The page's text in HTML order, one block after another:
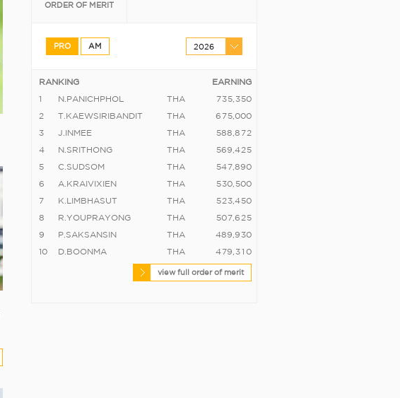
ORDER OF MERIT
PRO AM 2026
RANKING
EARNING
1
N.PANICHPHOL THA 735 350
2
T.KAEWSIRIBANDIT THA 675 000
3
J.INMEE THA 588 872
4
N.SRITHONG THA 569 425
5
C.SUDSOM THA 547 890
6
A.KRAIVIXIEN THA 530 500
7
K.LIMBHASUT THA 523 450
8
R.YOUPRAYONG THA 507 6 25
9
P.SAKSANSIN THA 489 9 30
10
D.BOONMA THA 479 31 0
view full order of merit